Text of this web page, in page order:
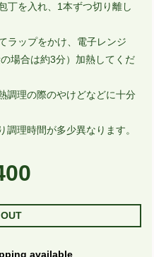
丁を入れ、1本ずつ切り離し
ラップをかけ、電子レンジ
場合は約3分）加熱してくだ
調理の際のやけどなどに十分
理時間が多少異なります。
available